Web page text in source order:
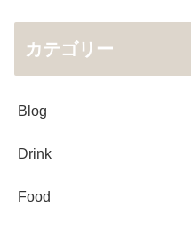
カテゴリー
Blog
Drink
Food